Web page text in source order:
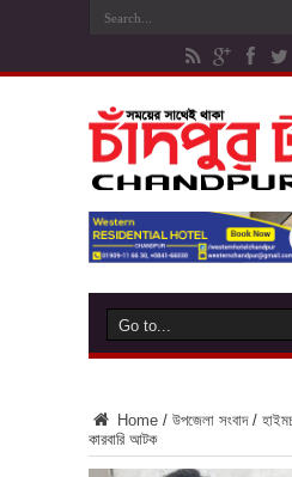
Home / উপজেলা সংবাদ /
কারবারি আটক